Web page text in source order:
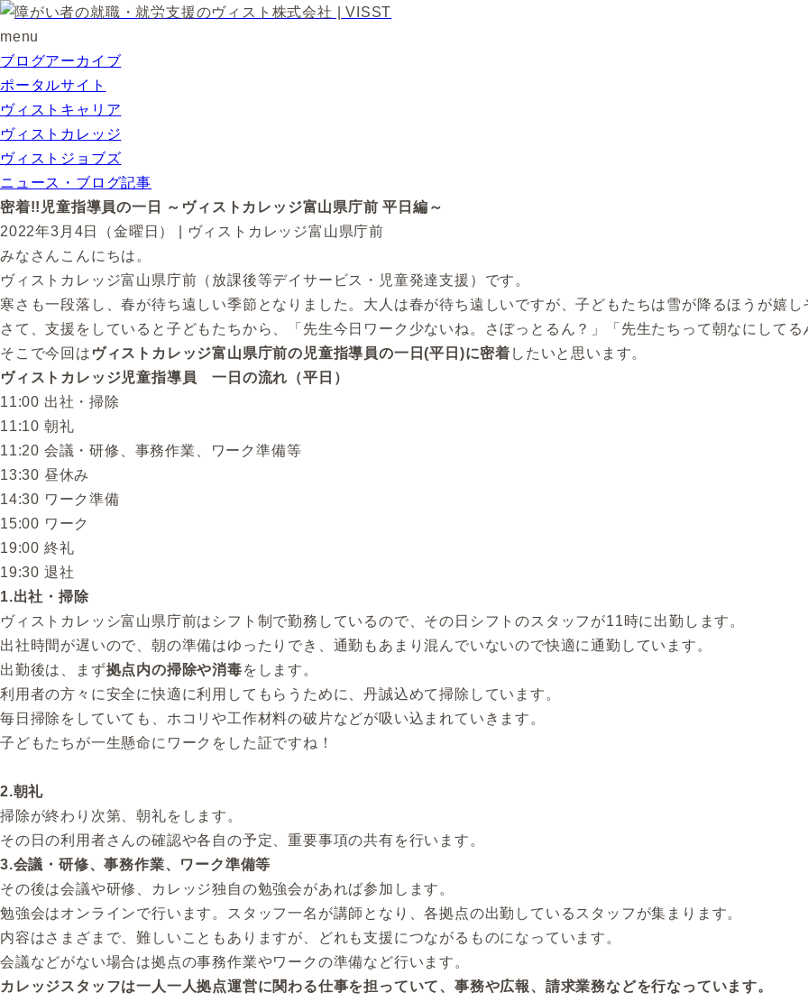
menu
ブログアーカイブ
ポータルサイト
ヴィストキャリア
ヴィストカレッジ
ヴィストジョブズ
ニュース・ブログ記事
密着!!児童指導員の一日 ～ヴィストカレッジ富山県庁前 平日編～
2022年3月4日（金曜日） | ヴィストカレッジ富山県庁前
みなさんこんにちは。
ヴィストカレッジ富山県庁前（放課後等デイサービス・児童発達支援）です。
寒さも一段落し、春が待ち遠しい季節となりました。大人は春が待ち遠しいですが、子どもたちは雪が降るほうが嬉し
さて、支援をしていると子どもたちから、「先生今日ワーク少ないね。さぼっとるん？」「先生たちって朝なにしてる
そこで今回は ヴィストカレッジ富山県庁前の児童指導員の一日(平日)に密着 したいと思います。
ヴィストカレッジ児童指導員 一日の流れ（平日）
11:00 出社・掃除
11:10 朝礼
11:20 会議・研修、事務作業、ワーク準備等
13:30 昼休み
14:30 ワーク準備
15:00 ワーク
19:00 終礼
19:30 退社
1.出社・掃除
ヴィストカレッシ富山県庁前はシフト制で勤務しているので、その日シフトのスタッフが11時に出勤します。
出社時間が遅いので、朝の準備はゆったりでき、通勤もあまり混んでいないので快適に通勤しています。
出勤後は、まず拠点内の掃除や消毒をします。
利用者の方々に安全に快適に利用してもらうために、丹誠込めて掃除しています。
毎日掃除をしていても、ホコリや工作材料の破片などが吸い込まれていきます。
子どもたちが一生懸命にワークをした証ですね！
2.朝礼
掃除が終わり次第、朝礼をします。
その日の利用者さんの確認や各自の予定、重要事項の共有を行います。
3.会議・研修、事務作業、ワーク準備等
その後は会議や研修、カレッジ独自の勉強会があれば参加します。
勉強会はオンラインで行います。スタッフ一名が講師となり、各拠点の出勤しているスタッフが集まります。
内容はさまざまで、難しいこともありますが、どれも支援につながるものになっています。
会議などがない場合は拠点の事務作業やワークの準備など行います。
カレッジスタッフは一人一人拠点運営に関わる仕事を担っていて、事務や広報、請求業務などを行なっています。